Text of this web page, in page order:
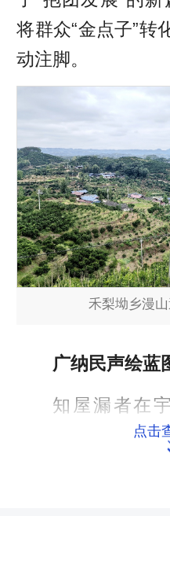
将群众“金点子”转
动注脚。
禾梨坳乡漫山
广纳民声绘蓝
知屋漏者在
正从群众呼声中
点击